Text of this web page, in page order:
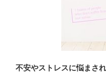
不安やストレスに悩まさ